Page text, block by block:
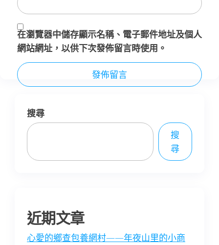
在瀏覽器中儲存顯示名稱、電子郵件地址及個人
網站網址，以供下次發佈留言時使用。
搜尋
搜
尋
近期文章
心愛的鄉查包養網村——年夜山里的小商